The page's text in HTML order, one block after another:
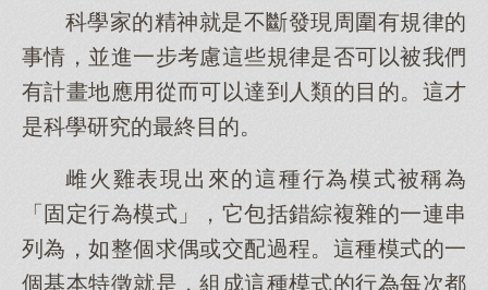
科學家的精神就是不斷發現周圍有規律的
事情，並進一步考慮這些規律是否可以被我們
有計畫地應用從而可以達到人類的目的。這才
是科學研究的最終目的。
雌火雞表現出來的這種行為模式被稱為
「固定行為模式」，它包括錯綜複雜的一連串
列為，如整個求偶或交配過程。這種模式的一
個基本特徵就是，組成這種模式的行為每次都